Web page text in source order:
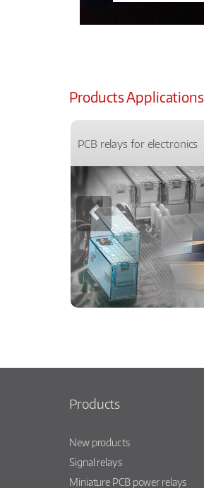
Products Applications
PCB relays for electronics
Products
New products
Signal relays
Miniature PCB power relays